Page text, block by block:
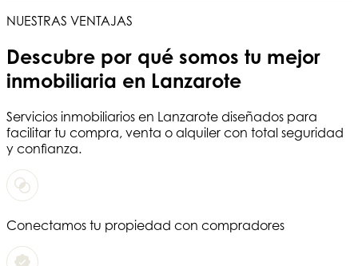
NUESTRAS VENTAJAS
Descubre por qué somos tu mejor
inmobiliaria en Lanzarote
Servicios inmobiliarios en Lanzarote diseñados para
facilitar tu compra, venta o alquiler con total seguridad
y confianza.
Conectamos tu propiedad con compradores